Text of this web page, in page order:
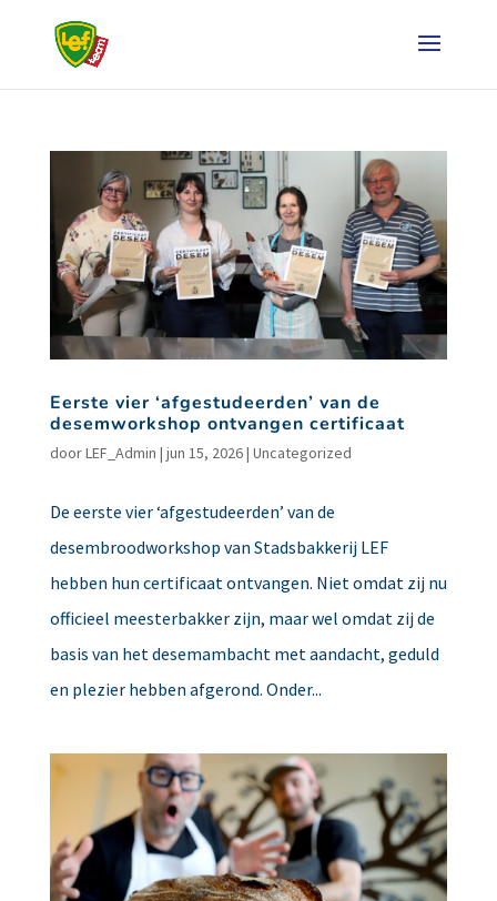
Eerste vier ‘afgestudeerden’ van de
desemworkshop ontvangen certificaat
doorLEF_Admin | jun 15, 2026| Uncategorized
De eerste vier ‘afgestudeerden’ van de
desembroodworkshop van Stadsbakkerij LEF
hebben hun certificaat ontvangen. Niet omdat zij nu
officieel meesterbakker zijn, maar wel omdat zij de
basis van het desemambacht met aandacht, geduld
en plezier hebben afgerond. Onder...